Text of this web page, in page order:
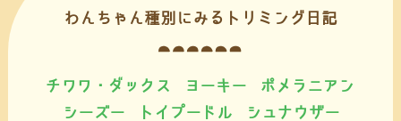
わんちゃん種別にみるトリミング日記
チワワ・ダックス ヨーキー
ポメラニアン
シーズー
トイプードル
シュナウザー